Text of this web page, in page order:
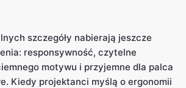
szczegóły nabierają jeszcze
responsywność, czytelne
motywu i przyjemne dla palca
Kiedy projektanci myślą o ergonomii